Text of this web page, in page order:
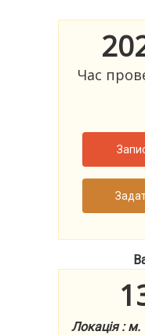
Час
Локація : м.